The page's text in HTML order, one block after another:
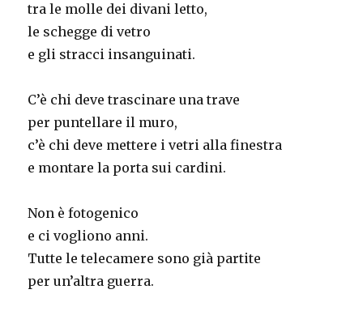
tra le molle dei divani letto,
le schegge di vetro
e gli stracci insanguinati.
C’è chi deve trascinare una trave
per puntellare il muro,
c’è chi deve mettere i vetri alla finestra
e montare la porta sui cardini.
Non è fotogenico
e ci vogliono anni.
Tutte le telecamere sono già partite
per un’altra guerra.